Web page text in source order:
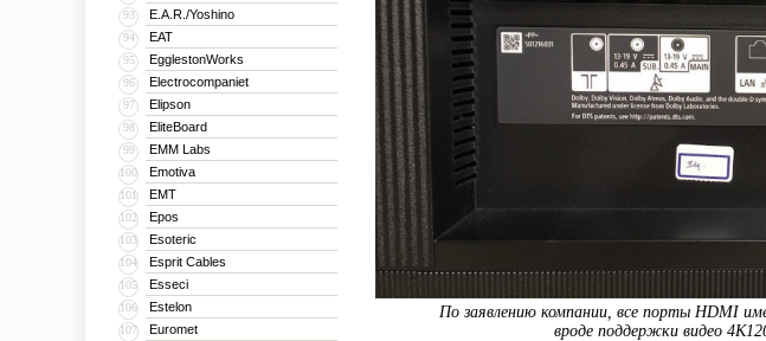
93 E.A.R./Yoshino
94 EAT
95 EgglestonWorks
96 Electrocompaniet
97 Elipson
98 EliteBoard
99 EMM Labs
100 Emotiva
101 EMT
102 Epos
103 Esoteric
104 Esprit Cables
105 Esseci
106 Estelon
107 Euromet
По заявлению компании, все порты HDMI
вроде поддержки видео